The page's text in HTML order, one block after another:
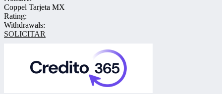
Coppel Tarjeta MX
Rating:
Withdrawals:
SOLICITAR